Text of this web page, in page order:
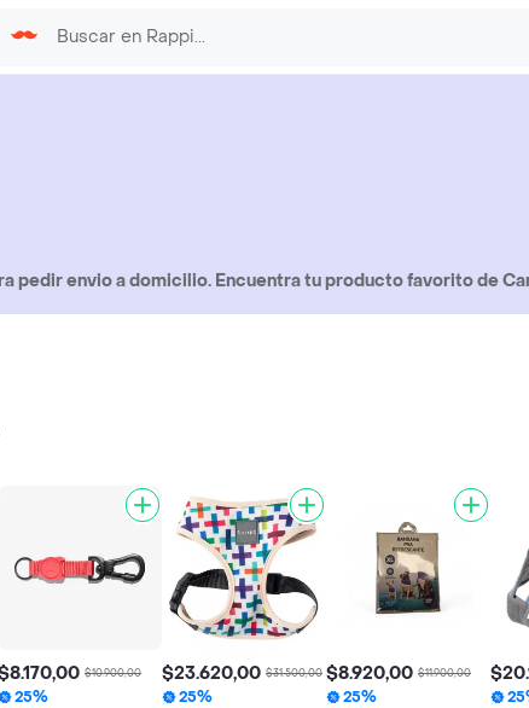
pedir envio a domicilio. Encuentra tu producto favorito de
$10.900,00
25%
$23.620,00 $31.500,00
25%
$8.920,00 $11.900,00
25%